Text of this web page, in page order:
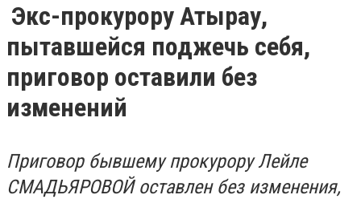
Экс-прокурору Атырау,
пытавшейся поджечь себя,
приговор оставили без
изменений
Приговор бывшему прокурору Лейле
СМАДЬЯРОВОЙ оставлен без изменения,